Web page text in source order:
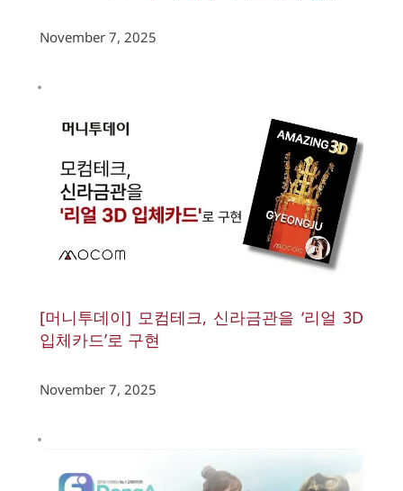
November 7, 2025
[머니투데이] 모컴테크, 신라금관을 ‘리얼 3D
입체카드’로 구현
November 7, 2025